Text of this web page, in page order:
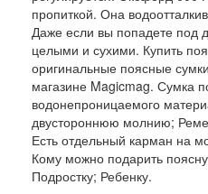
пропиткой. Она
Даже если вы попадете под
целыми и сухими. Купить
оригинальные поясные
магазине Magicmag. Сумка
водонепроницаемого
двустороннюю молнию;
Есть отдельный карман на
Кому можно подарить
Подростку; Ребенку.